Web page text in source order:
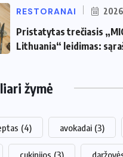
RESTORANAI
Pristatytas trečiasis
Lithuania“ leidimas:
žymė
(4) avokadai (3)
cukinijos (3)